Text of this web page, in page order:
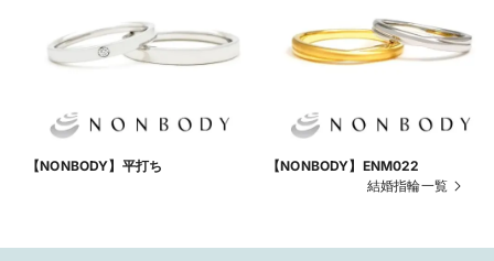
【NONBODY】平打ち
【NONBODY】ENM022
結婚指輪一覧